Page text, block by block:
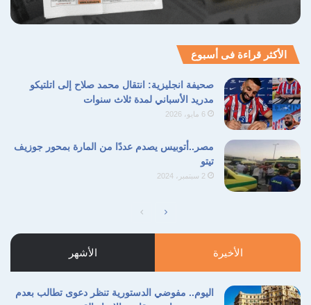
الأكثر قراءة فى أسبوع
صحيفة انجليزية: انتقال محمد صلاح إلى اتلتيكو
مدريد الأسباني لمدة ثلاث سنوات
6 مايو، 2026
مصر..أتوبيس يصدم عددًا من المارة بمحور جوزيف
تيتو
2 سبتمبر، 2024
الصفحة
السابقة
الصفحة
التالية
الأخيرة الأشهر
اليوم.. مفوضي الدستورية تنظر دعوى تطالب بعدم